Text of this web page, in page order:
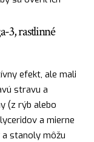
3, rastlinné
efekt, ale mali
stravu a
(z rýb alebo
a mierne
stanoly môžu